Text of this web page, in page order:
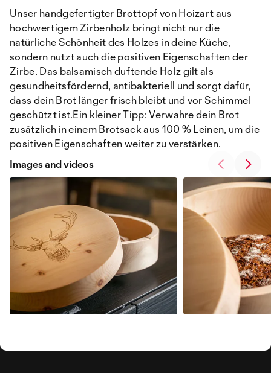
Unser handgefertigter Brottopf von Hoizart aus
hochwertigem Zirbenholz bringt nicht nur die
natürliche Schönheit des Holzes in deine Küche,
sondern nutzt auch die positiven Eigenschaften der
Zirbe. Das balsamisch duftende Holz gilt als
gesundheitsfördernd, antibakteriell und sorgt dafür,
dass dein Brot länger frisch bleibt und vor Schimmel
geschützt ist.Ein kleiner Tipp: Verwahre dein Brot
zusätzlich in einem Brotsack aus 100 % Leinen, um die
positiven Eigenschaften weiter zu verstärken.
Images and videos